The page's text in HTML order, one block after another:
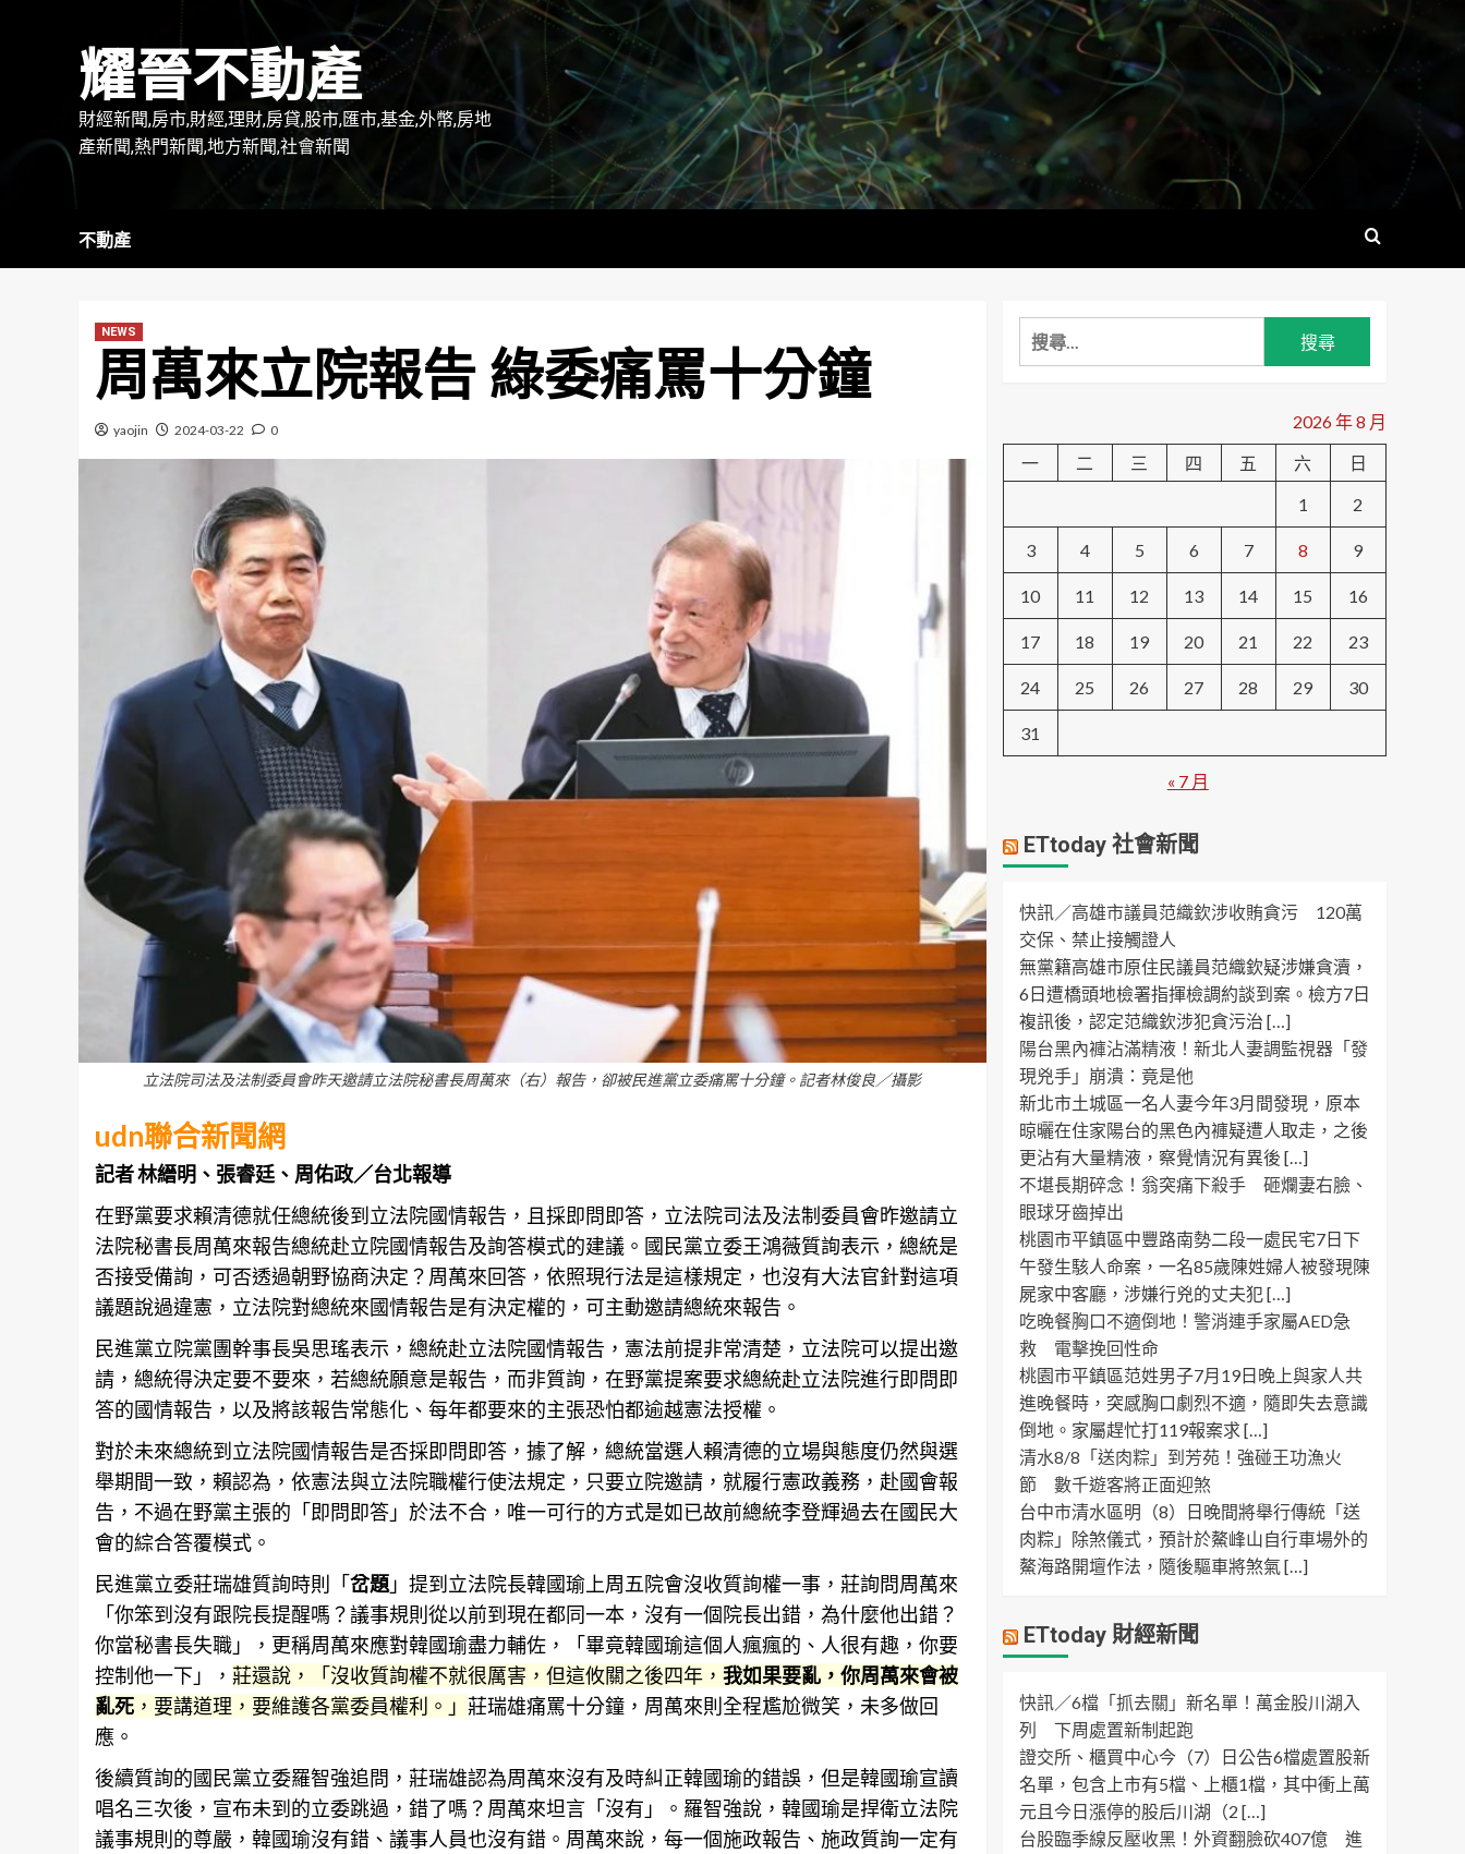
耀晉不動產
財經新聞,房市,財經,理財,房貸,股市,匯市,基金,外幣,房地
產新聞,熱門新聞,地方新聞,社會新聞
不動產
NEWS
周萬來立院報告 綠委痛罵十分鐘
yaojin 2024-03-22 0
立法院司法及法制委員會昨天邀請立法院秘書長周萬來（右）報告，卻被民進黨立委痛罵十分鐘。記者林俊良／攝影
udn聯合新聞網
記者 林縉明、張睿廷、周佑政／台北報導
在野黨要求賴清德就任總統後到立法院國情報告 ，且採即問即答，立法院司法及法制委員會昨邀請立
法院秘書長周萬來報告總統赴立院國情報告及詢答模式的建議。國民黨立委王鴻薇質詢表示，總統是
否接受備詢，可否透過朝野協商決定？周萬來回答，依照現行法是這樣規定 ，也沒有大法官針對這項
議題說過違憲，立法院對總統來國情報告是有決定權的，可主動邀請總統來報告。
民進黨立院黨團幹事長吳思瑤表示，總統赴立法院國情報告 ，憲法前提非常清楚，立法院可以提出邀
請，總統得決定要不要來，若總統願意是報告，而非質詢，在野黨提案要求總統赴立法院進行即問即
答的國情報告 ，以及將該報告常態化、每年都要來的主張恐怕都逾越憲法授權。
對於未來總統到立法院國情報告是否採即問即答，據了解，總統當選人賴清德的立場與態度仍然與選
舉期間一致，賴認為，依憲法與立法院職權行使法規定，只要立院邀請，就履行憲政義務，赴國會報
告 ，不過在野黨主張的「即問即答」於法不合，唯一可行的方式是如已故前總統李登輝過去在國民大
會的綜合答覆模式。
民進黨立委莊瑞雄質詢時則「岔題 」提到立法院長韓國瑜上周五院會沒收質詢權一事，莊詢問周萬來
「你笨到沒有跟院長提醒嗎？議事規則 從以前到現在都同一本，沒有一個院長出錯，為什麼他出錯？
你當秘書長失職」，更稱周萬來應對韓國瑜盡力輔佐，「畢竟韓國瑜這個人瘋瘋的、人很有趣，你要
控制他一下」， 莊還說，「沒收質詢權不就很厲害，但這攸關之後四年， 我如果要亂，你周萬來會被
亂死 ，要講道理，要維護各黨委員權利。」 莊瑞雄痛罵十分鐘，周萬來則全程尷尬微笑，未多做回
應。
後續質詢的國民黨立委羅智強追問，莊瑞雄認為周萬來沒有及時糾正韓國瑜的錯誤，但是韓國瑜宣讀
唱名三次後，宣布未到的立委跳過，錯了嗎？周萬來坦言「沒有」。羅智強說，韓國瑜是捍衛立法院
議事規則 的尊嚴，韓國瑜沒有錯、議事人員也沒有錯。周萬來說，每一個施政報告、施政質詢一定有
搜
尋
字:
2026 年 8 月
一
二 三 四 五 六
日
1
2
3 4 5 6 7 8 9
10 11 12 13 14 15 16
17 18 19 20 21 22 23
24 25 26 27 28 29 30
31
« 7 月
ETtoday 社會新聞
快訊／高雄市議員范織欽涉收賄貪污 120萬
交保、禁止接觸證人
無黨籍高雄市原住民議員范織欽疑涉嫌貪瀆，
6日遭橋頭地檢署指揮檢調約談到案。檢方7日
複訊後，認定范織欽涉犯貪污治 […]
陽台黑內褲沾滿精液！新北人妻調監視器「發
現兇手」崩潰：竟是他
新北市土城區一名人妻今年3月間發現，原本
晾曬在住家陽台的黑色內褲疑遭人取走，之後
更沾有大量精液，察覺情況有異後 […]
不堪長期碎念！翁突痛下殺手 砸爛妻右臉、
眼球牙齒掉出
桃園市平鎮區中豐路南勢二段一處民宅7日下
午發生駭人命案，一名85歲陳姓婦人被發現陳
屍家中客廳，涉嫌行兇的丈夫犯 […]
吃晚餐胸口不適倒地！警消連手家屬AED急
救 電擊挽回性命
桃園市平鎮區范姓男子7月19日晚上與家人共
進晚餐時，突感胸口劇烈不適，隨即失去意識
倒地。家屬趕忙打119報案求 […]
清水8/8「送肉粽」到芳苑！強碰王功漁火
節 數千遊客將正面迎煞
台中市清水區明（8）日晚間將舉行傳統「送
肉粽」除煞儀式，預計於鰲峰山自行車場外的
鰲海路開壇作法，隨後驅車將煞氣 […]
ETtoday 財經新聞
快訊／6檔「抓去關」新名單！萬金股川湖入
列 下周處置新制起跑
證交所、櫃買中心今（7）日公告6檔處置股新
名單，包含上市有5檔、上櫃1檔，其中衝上萬
元且今日漲停的股后川湖（2 […]
台股臨季線反壓收黑！外資翻臉砍407億 進